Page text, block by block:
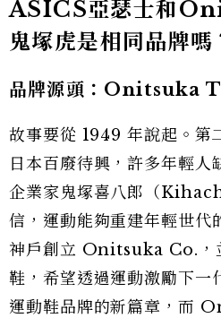
ASICS亞瑟士和
鬼塚虎是相同品牌嗎
品牌源頭：Onitsuka
故事要從 1949 年說起。第
日本百廢待興，許多年輕人
企業家鬼塚喜八郎（
信，運動能夠重建年輕世代
神戶創立 Onitsuka Co.，
鞋，希望透過運動激勵下一
運動鞋品牌的新篇章，而